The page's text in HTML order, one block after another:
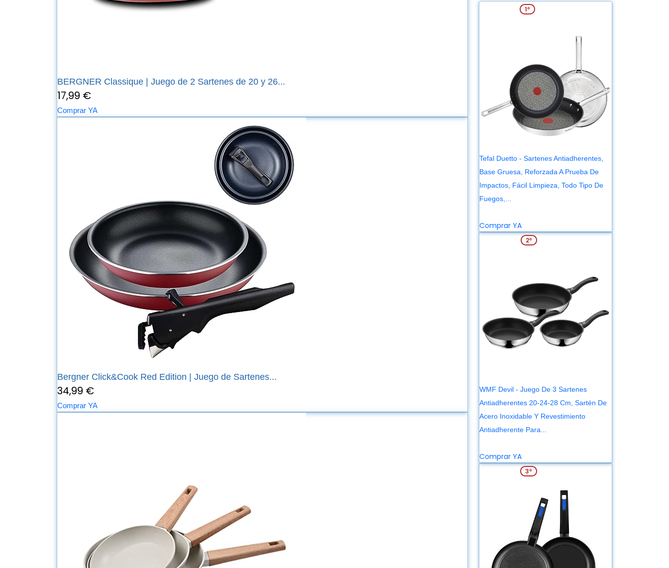
BERGNER Classique | Juego de 2 Sartenes de 20 y 26...
17,99 €
Comprar YA
Bergner Click&Cook Red Edition | Juego de Sartenes...
34,99 €
Comprar YA
REBAJA: -37% 1º
Tefal Duetto - Sartenes Antiadherentes,
Base Gruesa, Reforzada A Prueba De
Impactos, Fácil Limpieza, Todo Tipo De
Fuegos,...
Comprar YA
REBAJA: -56% 2º
WMF Devil - Juego De 3 Sartenes
Antiadherentes 20-24-28 Cm, Sartén De
Acero Inoxidable Y Revestimiento
Antiadherente Para...
Comprar YA
REBAJA: -36% 3º